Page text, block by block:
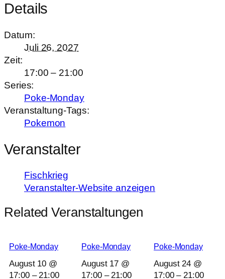
Details
Datum:
Juli 26, 2027
Zeit:
17:00 – 21:00
Series:
Poke-Monday
Veranstaltung-Tags:
Pokemon
Veranstalter
Fischkrieg
Veranstalter-Website anzeigen
Related Veranstaltungen
Poke-Monday
August 10 @
17:00– 21:00
Poke-Monday
August 17 @
17:00– 21:00
Poke-Monday
August 24 @
17:00– 21:00